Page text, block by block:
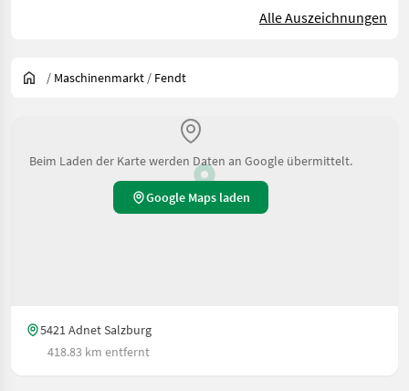
Alle Auszeichnungen
/ Maschinenmarkt / Fendt
Beim Laden der Karte werden Daten an Google übermittelt.
Google Maps laden
5421 Adnet Salzburg
418.83 km entfernt